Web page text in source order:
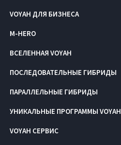
VOYAH ДЛЯ БИЗНЕСА
M-HERO
ВСЕЛЕННАЯ VOYAH
ПОСЛЕДОВАТЕЛЬНЫЕ ГИБРИДЫ
ПАРАЛЛЕЛЬНЫЕ ГИБРИДЫ
УНИКАЛЬНЫЕ ПРОГРАММЫ VOYAH
VOYAH СЕРВИС